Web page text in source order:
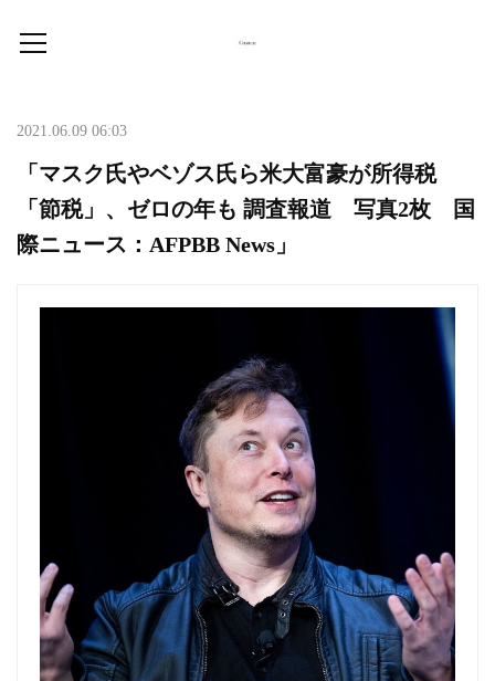
2021.06.09 06:03
「マスク氏やベゾス氏ら米大富豪が所得税
「節税」、ゼロの年も 調査報道 写真2枚 国
際ニュース：AFPBB News」